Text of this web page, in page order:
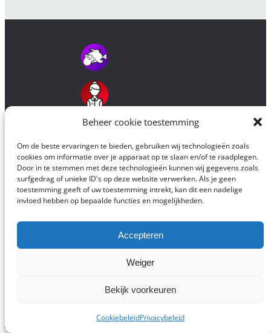
Beheer cookie toestemming
Om de beste ervaringen te bieden, gebruiken wij technologieën zoals
cookies om informatie over je apparaat op te slaan en/of te raadplegen.
Door in te stemmen met deze technologieën kunnen wij gegevens zoals
surfgedrag of unieke ID's op deze website verwerken. Als je geen
toestemming geeft of uw toestemming intrekt, kan dit een nadelige
invloed hebben op bepaalde functies en mogelijkheden.
Accepteren
Weiger
Bekijk voorkeuren
CookiebeleidPrivacybeleid
Alle originele elementen op deze website zijn © 2016-2026 Mevrouw en
bronvermelding.
Buiten het bereik van kinderen bewaren op een koele, droge plaats. Kan
Er werden geen dinosaurussen verwond of gedood tijdens het maken van
deze website, wat men u ook wijsgemaakt heeft in het toerismebureau.